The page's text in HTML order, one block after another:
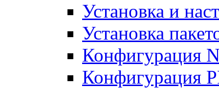
Установка и
Установка
Конфигурация
Конфигурация